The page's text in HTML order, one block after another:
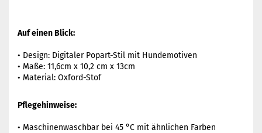
Auf einen Blick:
• Design: Digitaler Popart-Stil mit Hundemotiven
• Maße: 11,6cm x 10,2 cm x 13cm
• Material: Oxford-Stof
Pflegehinweise:
• Maschinenwaschbar bei 45 °C mit ähnlichen Farben